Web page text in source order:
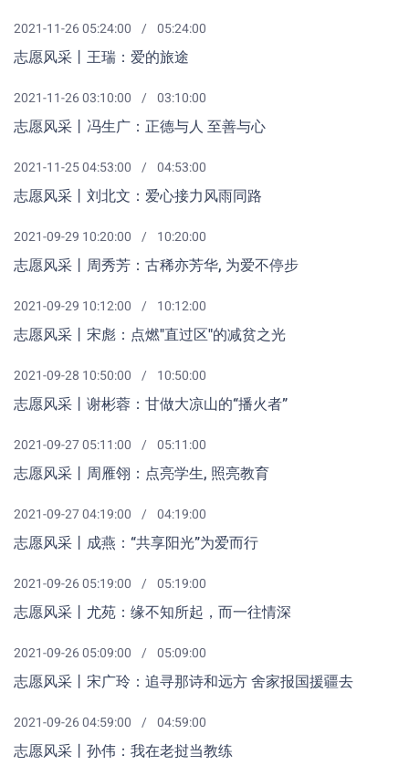
2021-11-26 05:24:00 05:24:00
志愿风采丨王瑞：爱的旅途
2021-11-26 03:10:00 03:10:00
志愿风采丨冯生广：正德与人 至善与心
2021-11-25 04:53:00 04:53:00
志愿风采丨刘北文：爱心接力风雨同路
2021-09-29 10:20:00 10:20:00
志愿风采丨周秀芳：古稀亦芳华, 为爱不停步
2021-09-29 10:12:00 10:12:00
志愿风采丨宋彪：点燃"直过区"的减贫之光
2021-09-28 10:50:00 10:50:00
志愿风采丨谢彬蓉：甘做大凉山的“播火者”
2021-09-27 05:11:00 05:11:00
志愿风采丨周雁翎：点亮学生, 照亮教育
2021-09-27 04:19:00 04:19:00
志愿风采丨成燕：“共享阳光”为爱而行
2021-09-26 05:19:00 05:19:00
志愿风采丨尤苑：缘不知所起，而一往情深
2021-09-26 05:09:00 05:09:00
志愿风采丨宋广玲：追寻那诗和远方 舍家报国援疆去
2021-09-26 04:59:00 04:59:00
志愿风采丨孙伟：我在老挝当教练